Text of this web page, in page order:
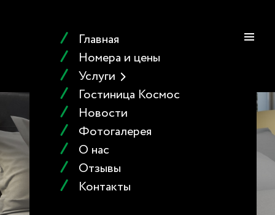
БРОНИРОВАТЬ
Главная
Номера и цены
Услуги
Гостиница Космос
Новости
Фотогалерея
О нас
Отзывы
Контакты